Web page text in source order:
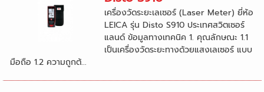
เครื่องวัดระยะเลเซอร์ (Laser Meter) ยี่ห้อ
LEICA รุ่น Disto S910 ประเทศสวิตเซอร์
แลนด์ ข้อมูลทางเทคนิค 1. คุณลักษณะ 1.1
เป็นเครื่องวัดระยะทางด้วยแสงเลเซอร์ แบบ
มือถือ 1.2 ความถูกต้...